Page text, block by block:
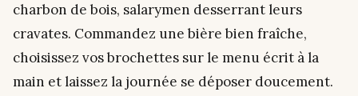
charbon de bois, salarymen desserrant leurs
cravates. Commandez une bière bien fraîche,
choisissez vos brochettes sur le menu écrit à la
main et laissez la journée se déposer doucement.